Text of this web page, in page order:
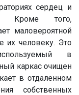
сердец и
Кроме того,
маловероятной
их человеку. Это
в
каркас очищен
в отдаленном
собственных